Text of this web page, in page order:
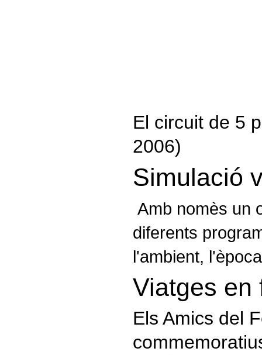
El circuit de 5
2006)
Simulació
Amb nomès un
diferents
l'ambient,
Viatges en
Els Amics del